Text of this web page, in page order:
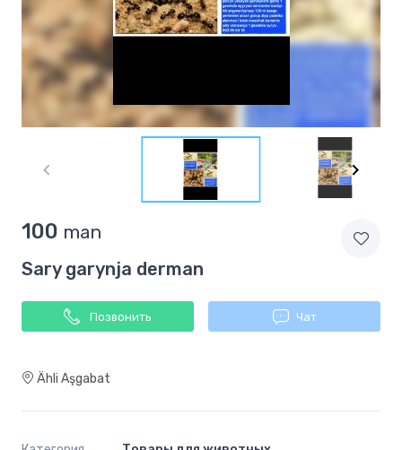
1
3
100 man
Sary garynja derman
Позвонить Чат
Ähli Aşgabat